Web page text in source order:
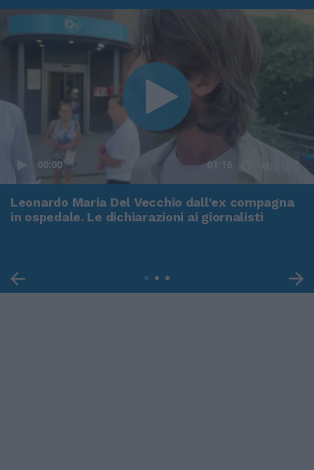
00:00 01:16
Leonardo Maria Del Vecchio dall'ex compagna
in ospedale. Le dichiarazioni ai giornalisti